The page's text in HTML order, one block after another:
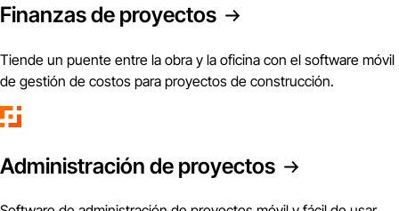
Finanzas de proyectos
Tiende un puente entre la obra y la oficina con el software móvil
de gestión de costos para proyectos de construcción.
Administración de proyectos